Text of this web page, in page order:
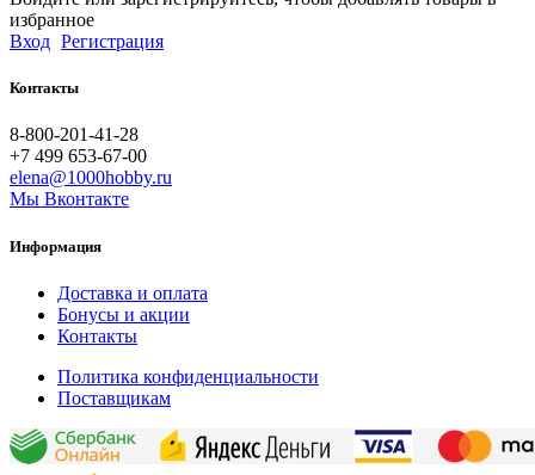
избранное
Вход Регистрация
Контакты
8-800-201-41-28
+7 499 653-67-00
elena@1000hobby.ru
Мы Вконтакте
Информация
Доставка и оплата
Бонусы и акции
Контакты
Политика конфиденциальности
Поставщикам